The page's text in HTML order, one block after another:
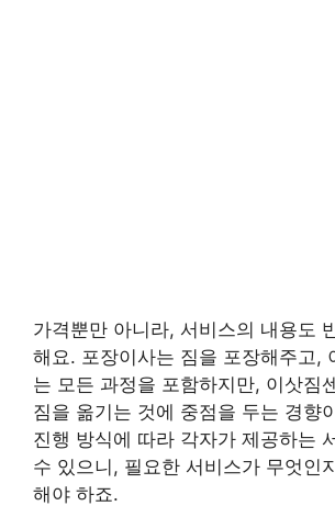
가격뿐만 아니라, 서비스의 내용도
해요. 포장이사는 짐을 포장해주고,
는 모든 과정을 포함하지만, 이삿짐
짐을 옮기는 것에 중점을 두는 경향
진행 방식에 따라 각자가 제공하는
수 있으니, 필요한 서비스가 무엇인
해야 하죠.